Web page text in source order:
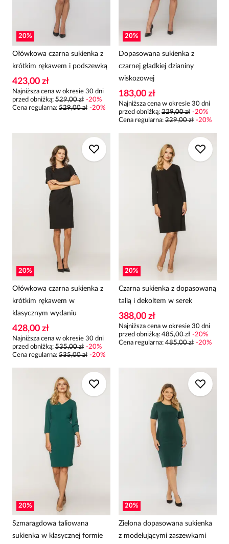
20%
Ołówkowa czarna sukienka z
krótkim rękawem i podszewką
423,00 zł
Najniższa cena w okresie 30 dni
przed obniżką: 529,00 zł -20%
Cena regularna: 529,00 zł -20%
20%
Dopasowana sukienka z
czarnej gładkiej dzianiny
wiskozowej
183,00 zł
Najniższa cena w okresie 30 dni
przed obniżką: 229,00 zł -20%
Cena regularna: 229,00 zł -20%
20%
Ołówkowa czarna sukienka z
krótkim rękawem w
klasycznym wydaniu
428,00 zł
Najniższa cena w okresie 30 dni
przed obniżką: 535,00 zł -20%
Cena regularna: 535,00 zł -20%
20%
Czarna sukienka z dopasowaną
talią i dekoltem w serek
388,00 zł
Najniższa cena w okresie 30 dni
przed obniżką: 485,00 zł -20%
Cena regularna: 485,00 zł -20%
20%
Szmaragdowa taliowana
sukienka w klasycznej formie
20%
Zielona dopasowana sukienka
z modelującymi zaszewkami